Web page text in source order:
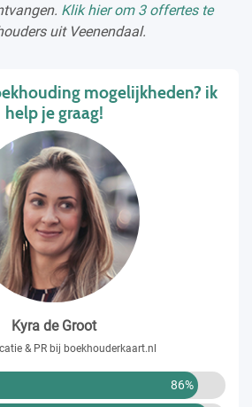
Klik hier om 3 offertes te
uit Veenendaal.
mogelijkheden? ik
help je graag!
Kyra de Groot
& PR bij boekhouderkaart.nl
86%